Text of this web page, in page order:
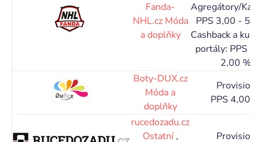
Fanda-
NHL.cz Móda
a doplňky
Agregátory/
PPS 3,00 -
Cashback a
portály: PPS
2,00 %
Boty-DUX.cz
Móda a
doplňky
Provision
PPS 4,00 %
rucedozadu.cz
Ostatní , Provision